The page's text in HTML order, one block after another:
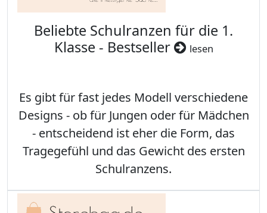
Beliebte Schulranzen für die 1.
Klasse - Bestseller
lesen
Es gibt für fast jedes Modell verschiedene
Designs - ob für Jungen oder für Mädchen
- entscheidend ist eher die Form, das
Tragegefühl und das Gewicht des ersten
Schulranzens.